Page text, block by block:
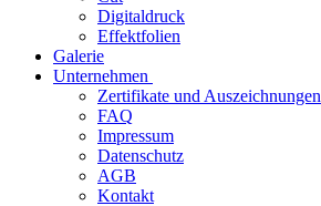
Digitaldruck
Effektfolien
Galerie
Unternehmen
Zertifikate und Auszeichnungen
FAQ
Impressum
Datenschutz
AGB
Kontakt